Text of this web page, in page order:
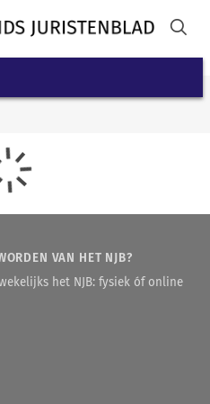
VAN HET NJB?
het NJB: fysiek óf online